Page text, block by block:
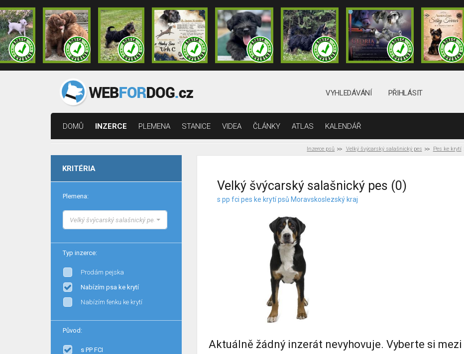
VYHLEDÁVÁNÍ PŘIHLÁSIT
DOMŮ INZERCE PLEMENA STANICE VIDEA ČLÁNKY ATLAS KALENDÁŘ
Inzerce psů Velký švýcarský salašnický pes Pes ke krytí
KRITÉRIA
Plemena:
Velký švýcarský salašnický pes
Typ inzerce:
Prodám pejska
Nabízím psa ke krytí
Nabízím fenku ke krytí
Původ:
s PP FCI
Velký švýcarský salašnický pes (0)
s pp fci pes ke krytí psů Moravskoslezský kraj
Aktuálně žádný inzerát nevyhovuje. Vyberte si